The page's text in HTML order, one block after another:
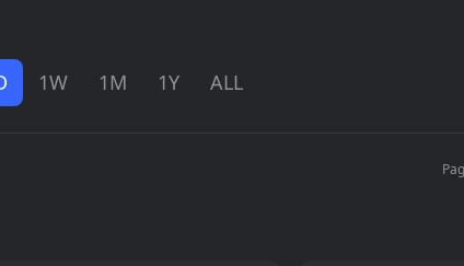
1W 1M 1Y ALL